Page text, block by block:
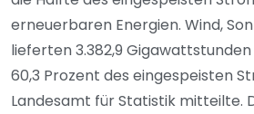
erneuerbaren Energien. Wind,
lieferten 3.382,9
60,3 Prozent des eingespeisten
Landesamt für Statistik mitteilte.